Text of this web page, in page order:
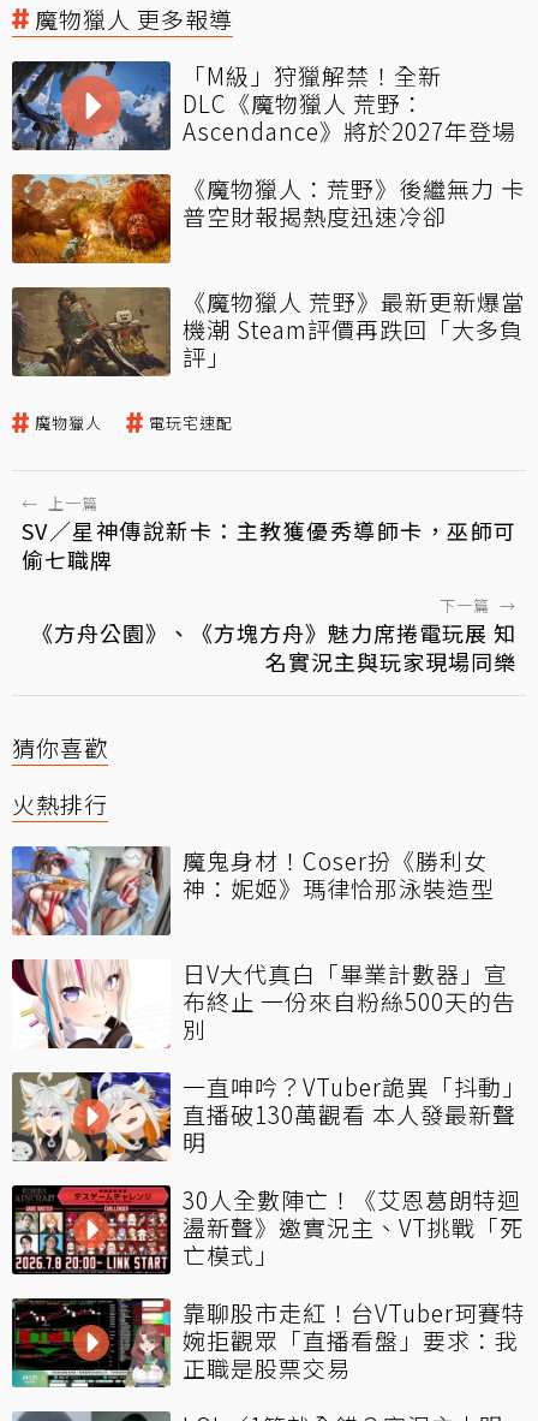
魔物獵人 更多報導
「M級」狩獵解禁！全新
DLC《魔物獵人 荒野：
Ascendance》將於2027年登場
《魔物獵人：荒野》後繼無力 卡
普空財報揭熱度迅速冷卻
《魔物獵人 荒野》最新更新爆當
機潮 Steam評價再跌回「大多負
評」
魔物獵人 電玩宅速配
← 上一篇
SV／星神傳說新卡：主教獲優秀導師卡，巫師可
偷七職牌
下一篇 →
《方舟公園》、《方塊方舟》魅力席捲電玩展 知
名實況主與玩家現場同樂
猜你喜歡
火熱排行
魔鬼身材！Coser扮《勝利女
神：妮姬》瑪律恰那泳裝造型
日V大代真白「畢業計數器」宣
布終止 一份來自粉絲500天的告
別
一直呻吟？VTuber詭異「抖動」
直播破130萬觀看 本人發最新聲
明
30人全數陣亡！《艾恩葛朗特迴
盪新聲》邀實況主、VT挑戰「死
亡模式」
靠聊股市走紅！台VTuber珂賽特
婉拒觀眾「直播看盤」要求：我
正職是股票交易